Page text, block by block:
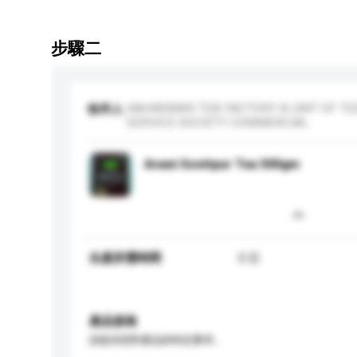
步驟二
收件人
Avani Sonitpur Tea 500gm
生產所需時間
產品規格